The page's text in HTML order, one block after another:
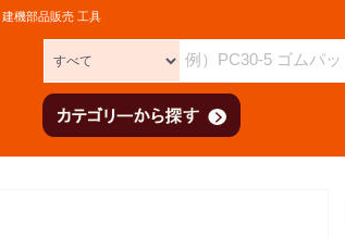
機部品販売 工具